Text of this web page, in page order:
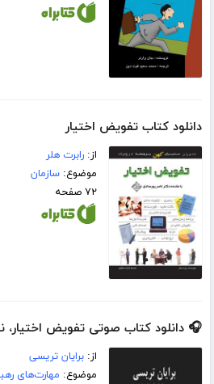
دانلود کتاب تفویض اختیار
از:رابرت هلر
موضوع:سازمان
۷۲ صفحه
🎧 دانلود کتاب صوتی تفویض اختیار،
از:برایان تریسی
موضوع: مهارت‌های